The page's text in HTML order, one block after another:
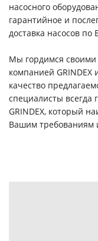
насосного
гарантийное и
доставка насосов по
Мы гордимся
компанией GRINDEX
качество
специалисты всегда
GRINDEX, который
Вашим требованиям